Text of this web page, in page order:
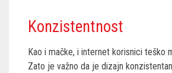
Konzistentnost
Kao i mačke, i internet korisnici teško
Zato je važno da je dizajn